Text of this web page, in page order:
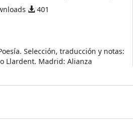
401
Selección, traducción y notas:
Llardent. Madrid: Alianza